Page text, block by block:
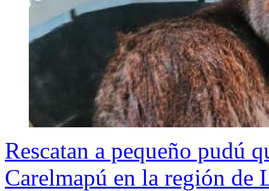
Rescatan a pequeño pudú
Carelmapú en la región de